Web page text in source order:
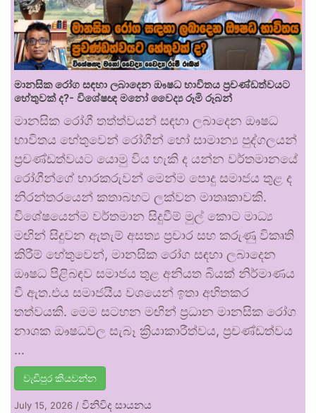
මානසික රෝග සඳහා ලබාදෙන ඖෂධ භාවිතය ප්‍රචණ්ඩත්වයට
හේතුවක් ද?- විශේෂඥ මනෝ වෛද්‍ය රූමි රූබන්
මානසික රෝගී තත්ත්වයන් සඳහා ලබාදෙන ඖෂධ
භාවිතය හේතුවෙන් රෝගීන් හෝ සාමාන්‍ය පුද්ගලයන්
ප්‍රචණ්ඩත්වයට යොමු විය හැකි ද යන්න වර්තමානයේ
රෝගීන්ගේ භාරකරුවන් මෙන්ම පොදු සමාජය තුළ ද
නිරන්තරයෙන් කතාබහට ලක්වන මාතෘකාවකි.
විශේෂයෙන්ම වර්තමාන සිදුවීම් මුල් කොට මාධ්‍ය
මඟින් සිදුවන ඇතැම් අසත්‍ය ප්‍රචාර සහ කරුණු විකෘති
කිරීම් හේතුවෙන්, මානසික රෝග සඳහා ලබාදෙන
ඖෂධ පිළිබඳව සමාජය තුළ අනියත බියක් නිර්මාණය
වී ඇත.එය සමාජයීය වශයෙන් ඉතා අහිතකර
තත්වයකි. මෙම සටහන මඟින් ප්‍රධාන මානසික රෝග
නාශක ඖෂධවල සැබෑ ක්‍රියාකාරීත්වය, ප්‍රචණ්ඩත්වය
…
වැඩිපුර කියවන්න
July 15, 2026 / විනිවිද සායනය